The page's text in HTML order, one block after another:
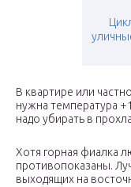
В квартире или
нужна температура
надо убирать в
Хотя горная фиалка
противопоказаны.
выходящих на